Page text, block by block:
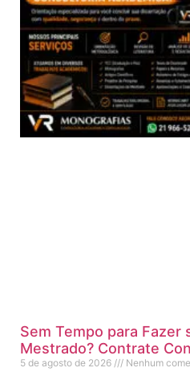
Sem Tempo para Fazer
Mestrado? Contrate
5 de agosto de 2026 Nenhum